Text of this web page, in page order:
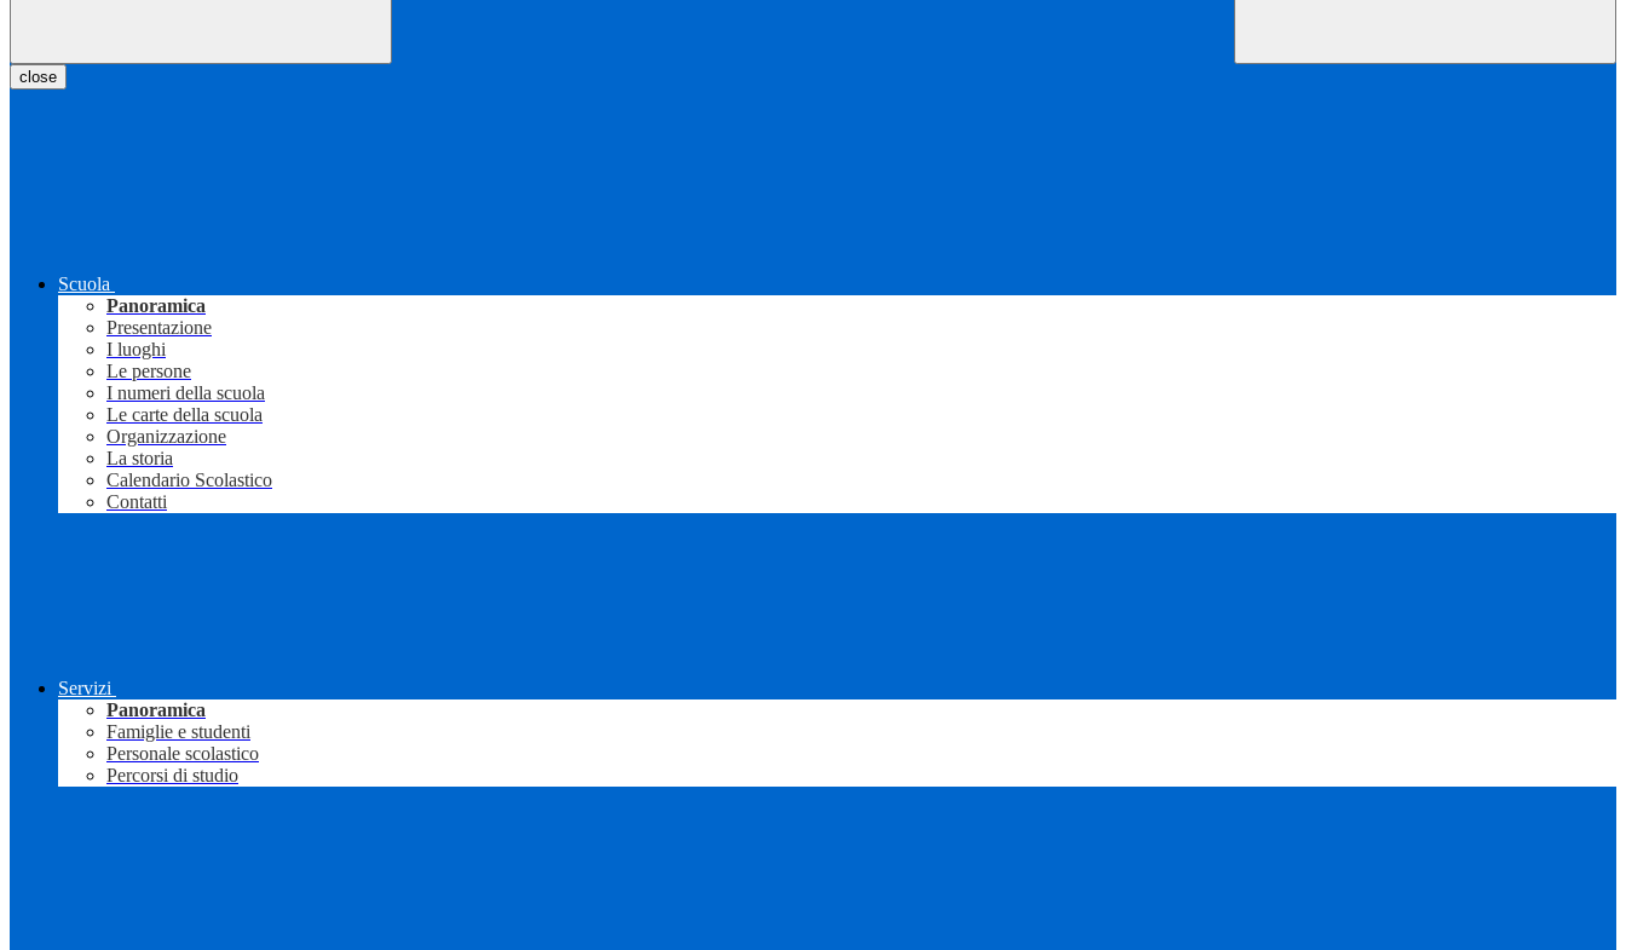
close
Scuola
Panoramica
Presentazione
I luoghi
Le persone
I numeri della scuola
Le carte della scuola
Organizzazione
La storia
Calendario Scolastico
Contatti
Servizi
Panoramica
Famiglie e studenti
Personale scolastico
Percorsi di studio